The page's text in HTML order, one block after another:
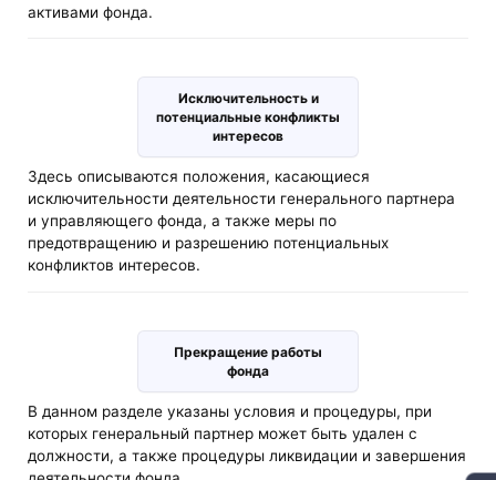
активами фонда.
Исключительность и
потенциальные конфликты
интересов
Здесь описываются положения, касающиеся
исключительности деятельности генерального партнера
и управляющего фонда, а также меры по
предотвращению и разрешению потенциальных
конфликтов интересов.
Прекращение работы
фонда
В данном разделе указаны условия и процедуры, при
которых генеральный партнер может быть удален с
должности, а также процедуры ликвидации и завершения